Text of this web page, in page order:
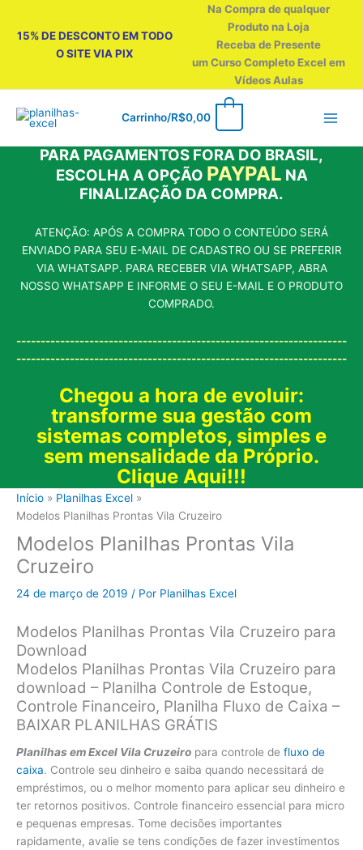
15% DE DESCONTO EM TODO
O SITE VIA PIX
Na Compra de qualquer
Produto na Loja
Receba de Presente
um Curso Completo Excel em
Vídeos Aulas
Carrinho/R$0,00
PARA PAGAMENTOS FORA DO BRASIL,
ESCOLHA A OPÇÃO PAYPAL NA
FINALIZAÇÃO DA COMPRA.
ATENÇÃO: APÓS A COMPRA TODO O CONTEÚDO SERÁ
ENVIADO PARA SEU E-MAIL DE CADASTRO OU SE PREFERIR
VIA WHATSAPP. PARA RECEBER VIA WHATSAPP, ABRA
NOSSO WHATSAPP E INFORME O SEU E-MAIL E O PRODUTO
COMPRADO.
--------------------------------------------------------------------
--------------------------------------------------------------------
Chegou a hora de evoluir:
transforme sua gestão com
sistemas completos, simples e
sem mensalidade da Próprio.
Clique Aqui!!!
Início
Planilhas Excel
Modelos Planilhas Prontas Vila Cruzeiro
Modelos Planilhas Prontas Vila
Cruzeiro
24 de março de 2019 / Por Planilhas Excel
Modelos Planilhas Prontas Vila Cruzeiro para
Download
Modelos Planilhas Prontas Vila Cruzeiro para
download – Planilha Controle de Estoque,
Controle Financeiro, Planilha Fluxo de Caixa –
BAIXAR PLANILHAS GRÁTIS
Planilhas em Excel Vila Cruzeiro para controle de fluxo de
caixa. Controle seu dinheiro e saiba quando necessitará de
empréstimos, ou o melhor momento para aplicar seu dinheiro e
ter retornos positivos. Controle financeiro essencial para micro
e pequenas empresas. Tome decisões importantes
rapidamente, avalie se tens condições de fazer investimentos